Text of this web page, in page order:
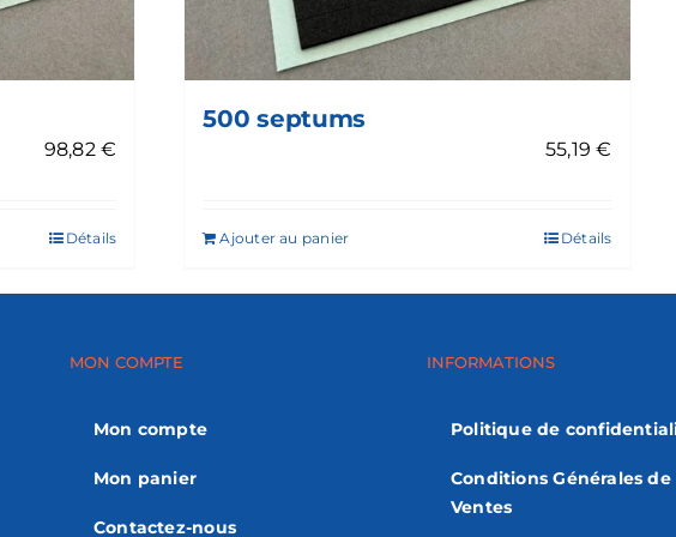
98,82€
Détails
500 septums
55,19€
Ajouter au panier Détails
MON COMPTE
Mon compte
Mon panier
Contactez-nous
INFORMATIONS
Politique de
Conditions Générales de
Ventes